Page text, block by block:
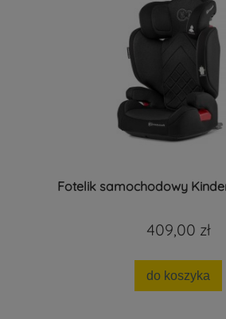
Fotelik samochodowy
409,00 zł
do koszyka